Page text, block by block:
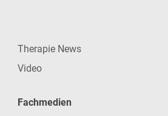
Therapie News
Video
Fachmedien